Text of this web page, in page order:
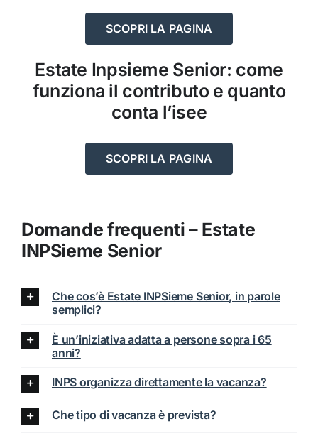
SCOPRI LA PAGINA
Estate Inpsieme Senior: come
funziona il contributo e quanto
conta l’isee
SCOPRI LA PAGINA
Domande frequenti – Estate
INPSieme Senior
Che cos’è Estate INPSieme Senior, in parole
semplici?
È un’iniziativa adatta a persone sopra i 65
anni?
INPS organizza direttamente la vacanza?
Che tipo di vacanza è prevista?